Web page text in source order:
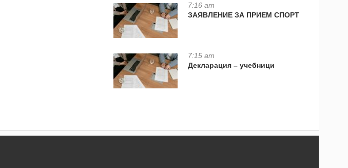
7:16 am
ЗАЯВЛЕНИЕ ЗА ПРИЕМ СПОРТ
7:15 am
Декларация – учебници